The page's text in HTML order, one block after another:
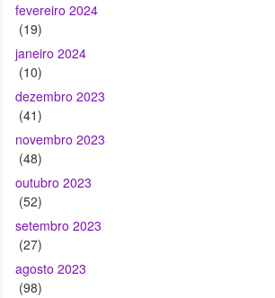
fevereiro 2024
(19)
janeiro 2024
(10)
dezembro 2023
(41)
novembro 2023
(48)
outubro 2023
(52)
setembro 2023
(27)
agosto 2023
(98)